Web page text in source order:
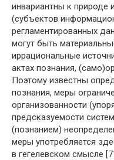
инвариантны к природе
(субъектов
регламентированных
могут быть
иррациональные
актах познания,
Поэтому известны
познания, меры
организованности
предсказуемости
(познанием)
меры употребляется
в гегелевском смысле